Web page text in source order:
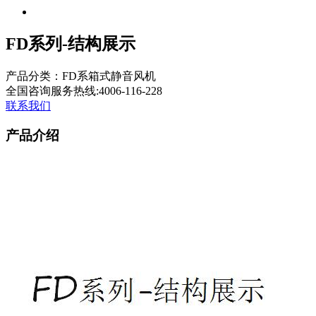
FD系列-结构展示
产品分类：FD系箱式静音风机
全国咨询服务热线:4006-116-228
联系我们
产品介绍